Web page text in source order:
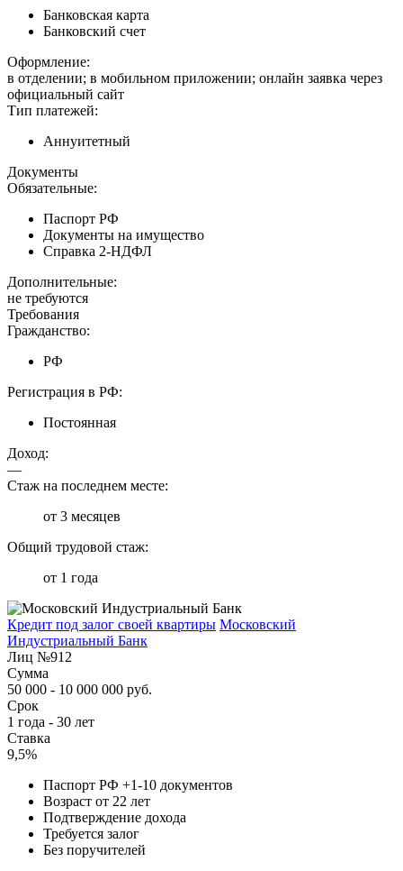
Банковская карта
Банковский счет
Оформление:
в отделении; в мобильном приложении; онлайн заявка через
официальный сайт
Тип платежей:
Аннуитетный
Документы
Обязательные:
Паспорт РФ
Документы на имущество
Справка 2-НДФЛ
Дополнительные:
не требуются
Требования
Гражданство:
РФ
Регистрация в РФ:
Постоянная
Доход:
—
Стаж на последнем месте:
от 3 месяцев
Общий трудовой стаж:
от 1 года
Кредит под залог своей квартиры Московский
Индустриальный Банк
Лиц №912
Сумма
50 000 - 10 000 000 руб.
Срок
1 года - 30 лет
Ставка
9,5%
Паспорт РФ +1-10 документов
Возраст от 22 лет
Подтверждение дохода
Требуется залог
Без поручителей